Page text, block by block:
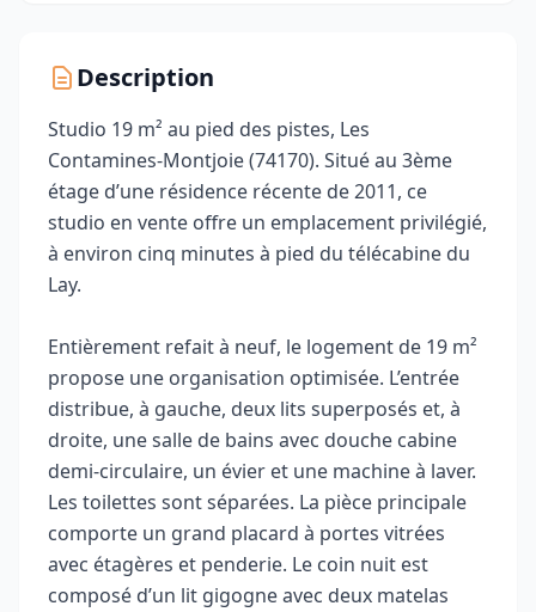
Description
Studio 19 m² au pied des pistes, Les
Contamines-Montjoie (74170). Situé au 3ème
étage d’une résidence récente de 2011, ce
studio en vente offre un emplacement privilégié,
à environ cinq minutes à pied du télécabine du
Lay.
Entièrement refait à neuf, le logement de 19 m²
propose une organisation optimisée. L’entrée
distribue, à gauche, deux lits superposés et, à
droite, une salle de bains avec douche cabine
demi-circulaire, un évier et une machine à laver.
Les toilettes sont séparées. La pièce principale
comporte un grand placard à portes vitrées
avec étagères et penderie. Le coin nuit est
composé d’un lit gigogne avec deux matelas